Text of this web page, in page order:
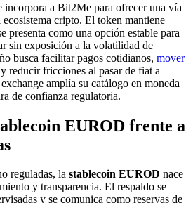
incorpora a Bit2Me para ofrecer una vía
cripto. El token mantiene
presenta como una opción estable para
sin exposición a la volatilidad de
busca facilitar pagos cotidianos, mover
y reducir fricciones al pasar de fiat a
amplía su catálogo en moneda
de confianza regulatoria.
EUROD frente a
reguladas, la stablecoin EUROD nace
y transparencia. El respaldo se
y se comunica como reservas de